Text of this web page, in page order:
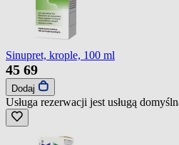
Sinupret, krople, 100 ml
45 69
Dodaj
Usługa rezerwacji jest usługą